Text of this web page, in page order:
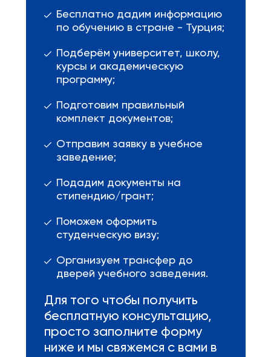
Бесплатно дадим информацию
по обучению в стране - Турция;
Подберём университет, школу,
курсы и академическую
программу;
Подготовим правильный
комплект документов;
Отправим заявку в учебное
заведение;
Подадим документы на
стипендию/грант;
Поможем оформить
студенческую визу;
Организуем трансфер до
дверей учебного заведения.
Для того чтобы получить
бесплатную консультацию,
просто заполните форму
ниже и мы свяжемся с вами в